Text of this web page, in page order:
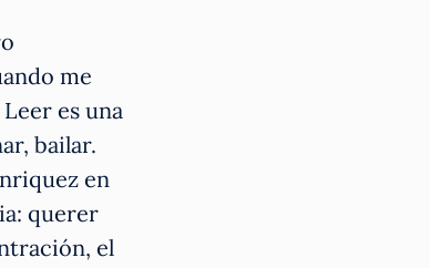
me
es una
bailar.
en
querer
el